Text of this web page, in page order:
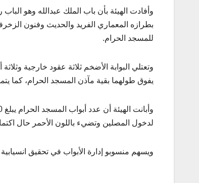
بطرازه المعماري الفريد والحديث وفنون
للمسجد الحرام.
وتعتلي البوابة الأضخم ثلاثة عقود خارجية
يفوق طولهما بقية مآذن المسجد الحرام، كما
لدخول المصلين وتضيء باللون الأحمر حال
ويسهم منسوبو إدارة الأبواب في تحقيق